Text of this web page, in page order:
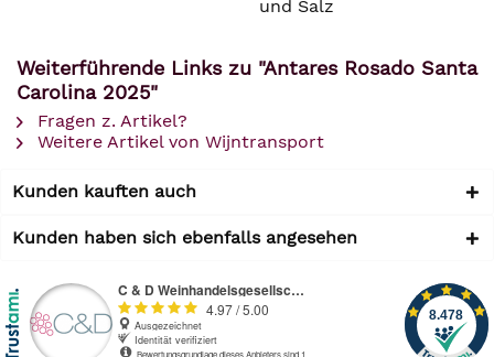
und Salz
Weiterführende Links zu "Antares Rosado Santa
Carolina 2025"
Fragen z. Artikel?
Weitere Artikel von Wijntransport
Kunden kauften auch
Kunden haben sich ebenfalls angesehen